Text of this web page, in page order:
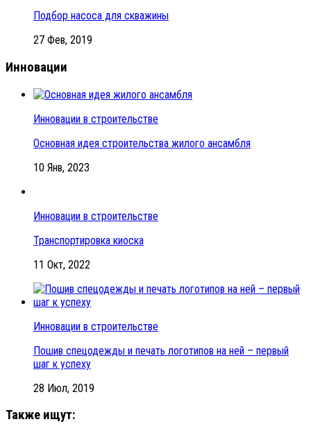
Подбор насоса для скважины
27 Фев, 2019
Инновации
Инновации в строительстве
Основная идея строительства жилого ансамбля
10 Янв, 2023
Инновации в строительстве
Транспортировка киоска
11 Окт, 2022
Инновации в строительстве
Пошив спецодежды и печать логотипов на ней – первый
шаг к успеху
28 Июл, 2019
Также ищут: